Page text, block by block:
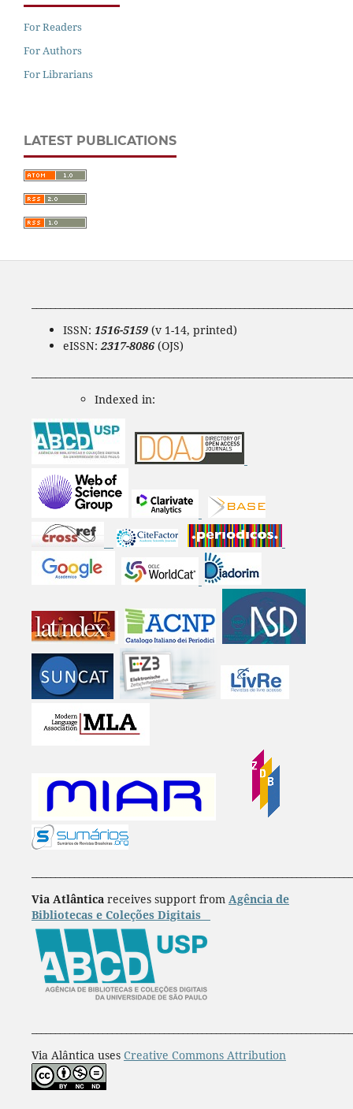
For Readers
For Authors
For Librarians
LATEST PUBLICATIONS
ISSN: 1516-5159 (v 1-14, printed)
eISSN: 2317-8086 (OJS)
Indexed in:
Via Atlânticareceives support from Agência de
Bibliotecas e Coleções Digitais
Via Alântica uses Creative Commons Attribution